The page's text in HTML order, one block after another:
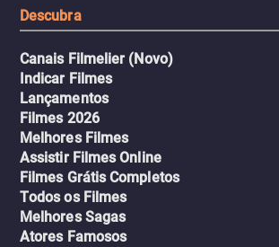
Descubra
Canais Filmelier (Novo)
Indicar Filmes
Lançamentos
Filmes 2026
Melhores Filmes
Assistir Filmes Online
Filmes Grátis Completos
Todos os Filmes
Melhores Sagas
Atores Famosos